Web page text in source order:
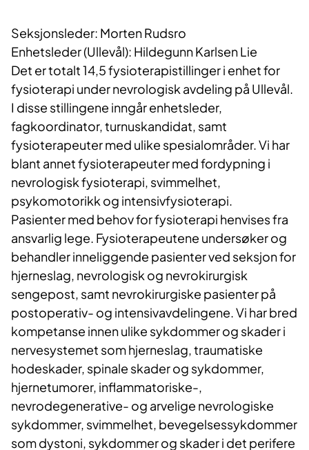
Seksjonsleder: Morten Rudsro
Enhetsleder (Ullevål): Hildegunn Karlsen Lie
Det er totalt 14,5 fysioterapistillinger i enhet for
fysioterapi under nevrologisk avdeling på Ullevål.
I disse stillingene inngår enhetsleder,
fagkoordinator, turnuskandidat, samt
fysioterapeuter med ulike spesialområder. Vi har
blant annet fysioterapeuter med fordypning i
nevrologisk fysioterapi, svimmelhet,
psykomotorikk og intensivfysioterapi.
Pasienter med behov for fysioterapi henvises fra
ansvarlig lege. Fysioterapeutene undersøker og
behandler inneliggende pasienter ved seksjon for
hjerneslag, nevrologisk og nevrokirurgisk
sengepost, samt nevrokirurgiske pasienter på
postoperativ- og intensivavdelingene. Vi har bred
kompetanse innen ulike sykdommer og skader i
nervesystemet som hjerneslag, traumatiske
hodeskader, spinale skader og sykdommer,
hjernetumorer, inflammatoriske-,
nevrodegenerative- og arvelige nevrologiske
sykdommer, svimmelhet, bevegelsessykdommer
som dystoni, sykdommer og skader i det perifere